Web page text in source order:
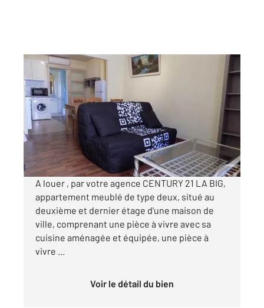
BAGNOLS SUR CEZE 30
50,41 m , 3 pièces
Ref : 9317
Appartement F2 à louer
491 €
par mois charges comprises
A louer , par votre agence CENTURY 21 LA BIG,
appartement meublé de type deux, situé au
deuxième et dernier étage d'une maison de
ville, comprenant une pièce à vivre avec sa
cuisine aménagée et équipée, une pièce à
vivre ...
Voir le détail du bien